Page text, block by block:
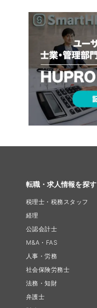
転職・求人情報を探す
税理士・税務スタッフ
経理
公認会計士
M&A・FAS
人事・労務
社会保険労務士
法務・知財
弁護士